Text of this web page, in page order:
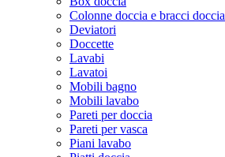
Colonne doccia e bracci doccia
Deviatori
Doccette
Lavabi
Lavatoi
Mobili bagno
Mobili lavabo
Pareti per doccia
Pareti per vasca
Piani lavabo